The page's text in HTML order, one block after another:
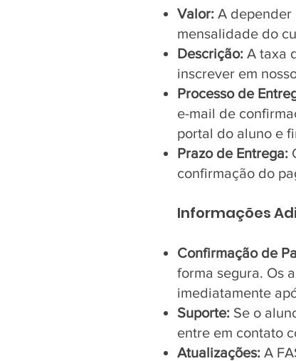
Valor: A depender
mensalidade do
Descrição: A taxa
inscrever em
Processo de
e-mail de
portal do aluno e
Prazo de Entrega:
confirmação do
Informações
Confirmação de
forma segura. Os
imediatamente
Suporte: Se o
entre em contato
Atualizações: A